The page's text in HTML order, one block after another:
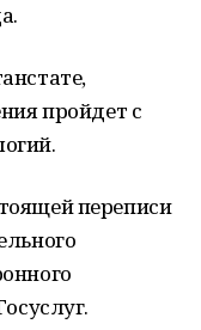
пройдет с
переписи